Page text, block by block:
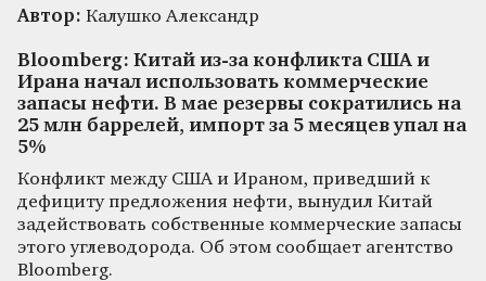
Автор: Калушко Александр
Bloomberg: Китай из-за конфликта США и
Ирана начал использовать коммерческие
запасы нефти. В мае резервы сократились на
25 млн баррелей, импорт за 5 месяцев упал на
5%
Конфликт между США и Ираном, приведший к
дефициту предложения нефти, вынудил Китай
задействовать собственные коммерческие запасы
этого углеводорода. Об этом сообщает агентство
Bloomberg.